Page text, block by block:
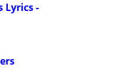
Lyrics -